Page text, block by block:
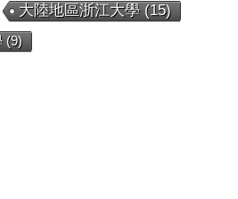
大陸地區浙江大學 (15)
(9)